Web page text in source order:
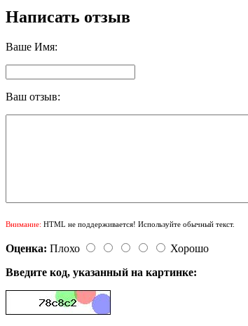
Написать отзыв
Ваше Имя:
Ваш отзыв:
Внимание: HTML не поддерживается! Используйте обычный текст.
Оценка: Плохо
Хорошо
Введите код, указанный на картинке: